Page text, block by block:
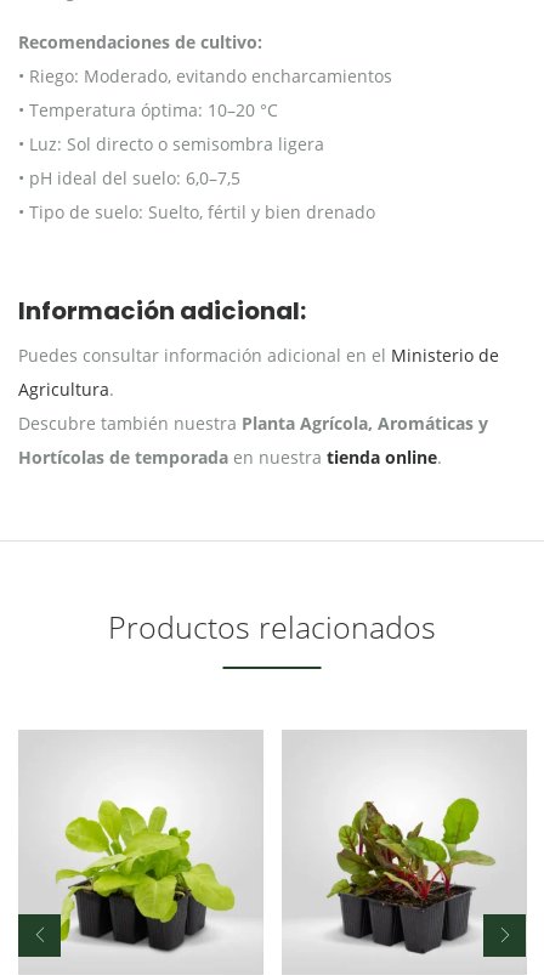
Recomendaciones de cultivo:
• Riego: Moderado, evitando encharcamientos
• Temperatura óptima: 10–20 °C
• Luz: Sol directo o semisombra ligera
• pH ideal del suelo: 6,0–7,5
• Tipo de suelo: Suelto, fértil y bien drenado
Información adicional:
Puedes consultar información adicional en el Ministerio de
Agricultura.
Descubre también nuestra Planta Agrícola, Aromáticas y
Hortícolas de temporada en nuestra tienda online.
Productos relacionados